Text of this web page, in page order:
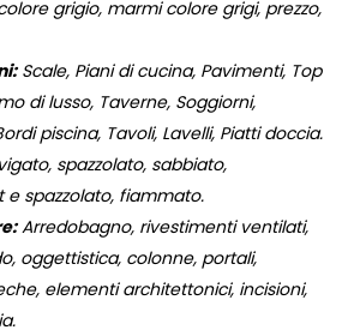
grigio, marmi colore grigi, prezzo,
Scale, Piani di cucina, Pavimenti, Top
di lusso, Taverne, Soggiorni,
piscina, Tavoli, Lavelli, Piatti doccia.
spazzolato, sabbiato,
spazzolato, fiammato.
Arredobagno, rivestimenti ventilati,
oggettistica, colonne, portali,
elementi architettonici, incisioni,